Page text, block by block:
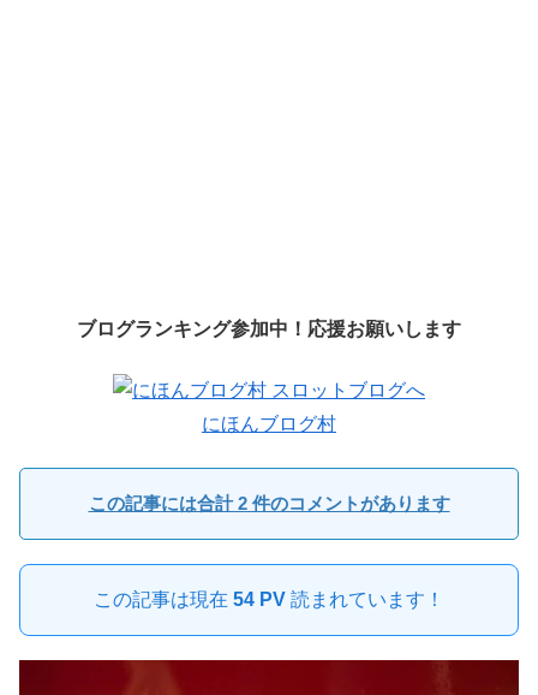
ブログランキング参加中！応援お願いします
にほんブログ村
この記事には合計 2 件のコメントがあります
この記事は現在 54 PV 読まれています！